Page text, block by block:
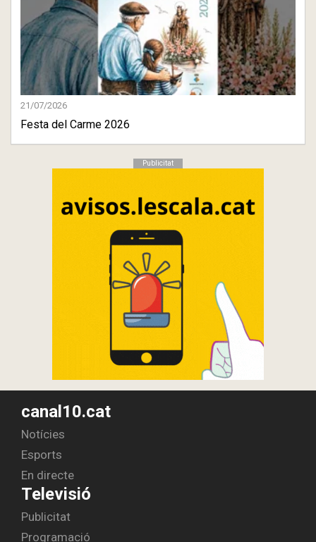
21/07/2026
Festa del Carme 2026
Publicitat
canal10.cat
Notícies
Esports
En directe
Televisió
Publicitat
Programació